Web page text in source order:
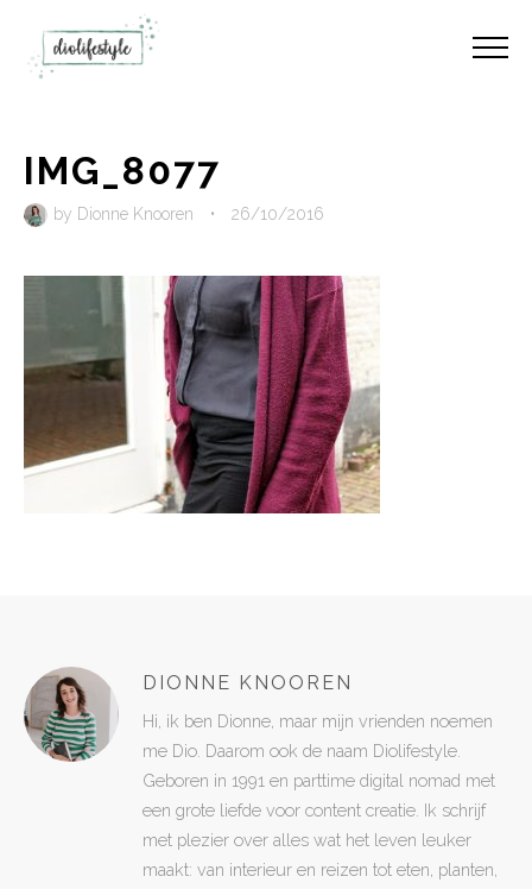
IMG_8077
by Dionne Knooren • 26/10/2016
DIONNE KNOOREN
Hi, ik ben Dionne, maar mijn vrienden noemen
me Dio. Daarom ook de naam Diolifestyle.
Geboren in 1991 en parttime digital nomad met
een grote liefde voor content creatie. Ik schrijf
met plezier over alles wat het leven leuker
maakt: van interieur en reizen tot eten, planten,